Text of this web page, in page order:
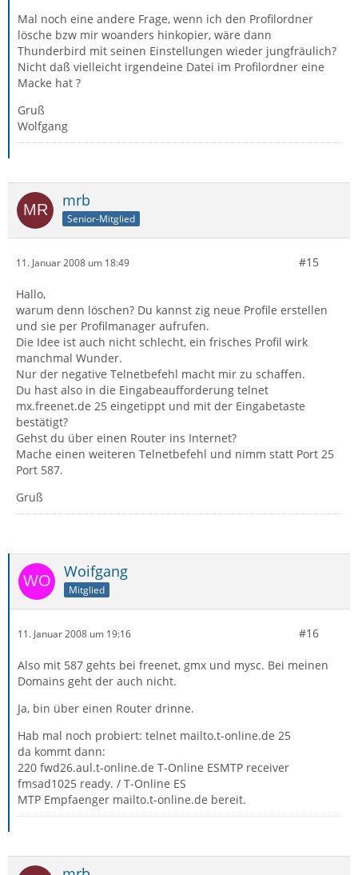
Mal noch eine andere Frage, wenn ich den Profilordner
lösche bzw mir woanders hinkopier, wäre dann
Thunderbird mit seinen Einstellungen wieder jungfräulich?
Nicht daß vielleicht irgendeine Datei im Profilordner eine
Macke hat ?
Gruß
Wolfgang
mrb
Senior-Mitglied
11. Januar 2008 um 18:49 #15
Hallo,
warum denn löschen? Du kannst zig neue Profile erstellen
und sie per Profilmanager aufrufen.
Die Idee ist auch nicht schlecht, ein frisches Profil wirk
manchmal Wunder.
Nur der negative Telnetbefehl macht mir zu schaffen.
Du hast also in die Eingabeaufforderung telnet
mx.freenet.de 25 eingetippt und mit der Eingabetaste
bestätigt?
Gehst du über einen Router ins Internet?
Mache einen weiteren Telnetbefehl und nimm statt Port 25
Port 587.
Gruß
Woifgang
Mitglied
11. Januar 2008 um 19:16 #16
Also mit 587 gehts bei freenet, gmx und mysc. Bei meinen
Domains geht der auch nicht.
Ja, bin über einen Router drinne.
Hab mal noch probiert: telnet mailto.t-online.de 25
da kommt dann:
220 fwd26.aul.t-online.de T-Online ESMTP receiver
fmsad1025 ready. / T-Online ES
MTP Empfaenger mailto.t-online.de bereit.